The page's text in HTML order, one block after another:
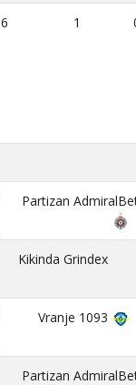
6 1
Partizan
Kikinda Grindex
Vranje 1093
Partizan